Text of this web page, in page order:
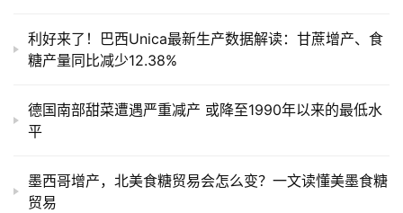
利好来了！巴西Unica最新生产数据解读：甘蔗增产、食
糖产量同比减少12.38%
德国南部甜菜遭遇严重减产 或降至1990年以来的最低水
平
墨西哥增产，北美食糖贸易会怎么变？一文读懂美墨食糖
贸易